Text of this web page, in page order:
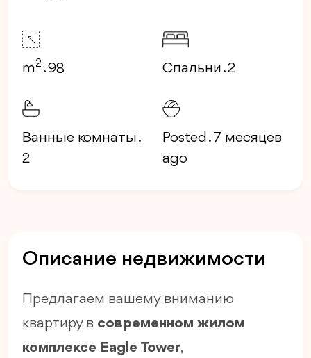
m2 . 98 Спальни . 2
Ванные комнаты .
2
Posted . 7 месяцев
ago
Описание недвижимости
Предлагаем вашему вниманию
квартиру в современном жилом
комплексе Eagle Tower,